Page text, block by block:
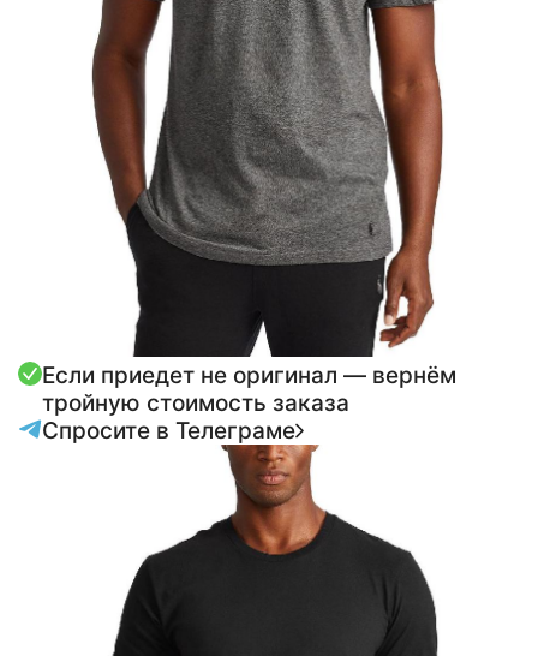
Если приедет не оригинал — вернём
тройную стоимость заказа
Спросите в Телеграме